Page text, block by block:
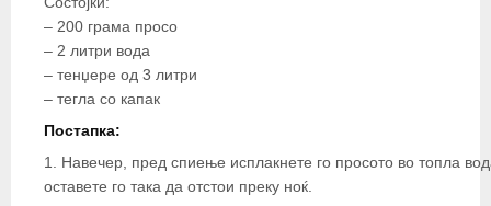
– 200 грама просо
– 2 литри вода
– тенџере од 3 литри
– тегла со капак
Постапка:
1. Навечер, пред спиење исплакнете го просото во топла
оставете го така да отстои преку ноќ.